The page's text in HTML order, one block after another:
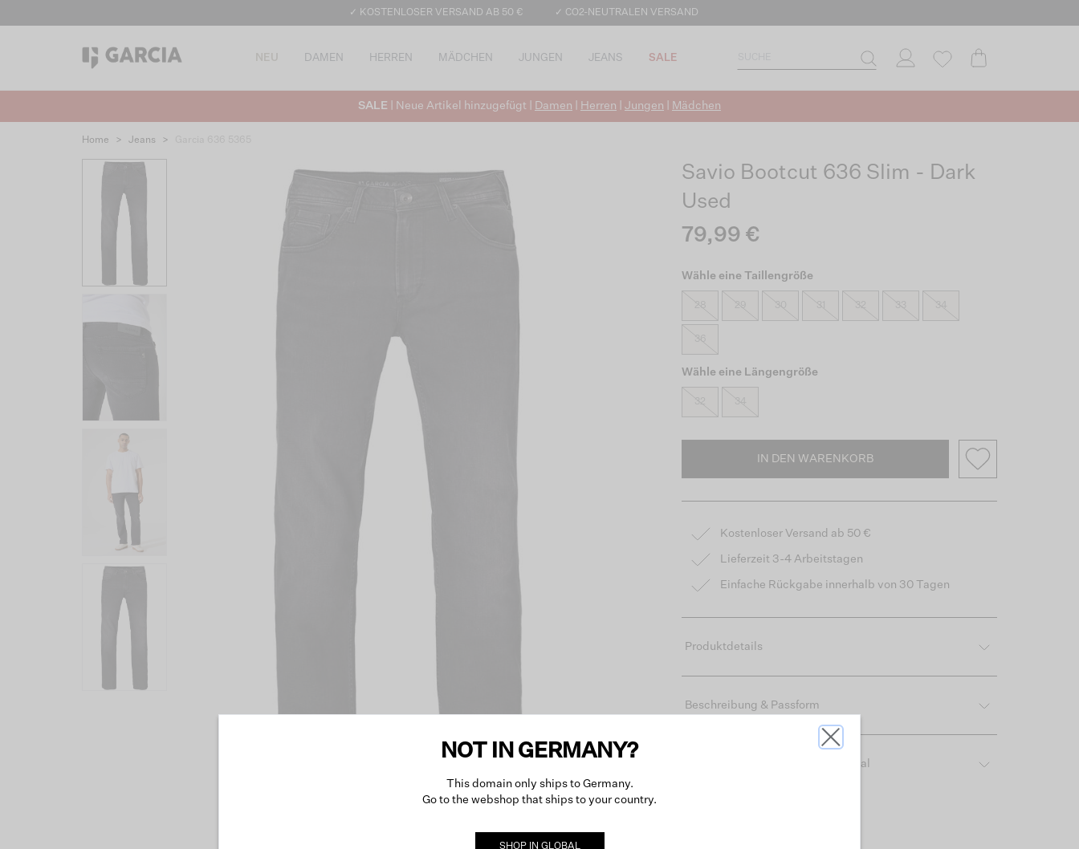
✓ KOSTENLOSER VERSAND AB 50 € ✓ CO2-NEUTRALEN VERSAND
NEU DAMEN HERREN MÄDCHEN JUNGEN JEANS SALE
SALE | Neue Artikel hinzugefügt | Damen Herren Jungen Mädchen
Home > Jeans >
Savio Bootcut 636 Slim - Dark
Used
79,99 €
Wähle eine Taillengröße
28 29 30 31 32 33 34
36
Wähle eine Längengröße
32 34
IN DEN WARENKORB
Kostenloser Versand ab 50 €
Lieferzeit 3-4 Arbeitstagen
Einfache Rückgabe innerhalb von 30 Tagen
Produktdetails
Beschreibung & Passform
Mehr über das verwendete Material
NOT IN GERMANY?
This domain only ships to Germany.
Go to the webshop that ships to your country.
SHOP IN GLOBAL